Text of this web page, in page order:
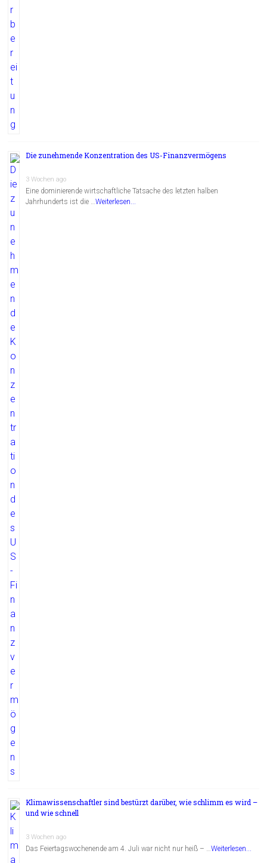
Die zunehmende Konzentration des US-Finanzvermögens
3 Wochen ago
Eine dominierende wirtschaftliche Tatsache des letzten halben
Jahrhunderts ist die …Weiterlesen...
Klimawissenschaftler sind bestürzt darüber, wie schlimm es wird –
und wie schnell
3 Wochen ago
Das Feiertagswochenende am 4. Juli war nicht nur heiß – …Weiterlesen...